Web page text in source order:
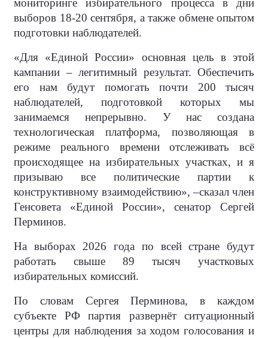
мониторинге избирательного процесса в дни
выборов 18-20 сентября, а также обмене опытом
подготовки наблюдателей.
«Для «Единой России» основная цель в этой
кампании – легитимный результат. Обеспечить
его нам будут помогать почти 200 тысяч
наблюдателей, подготовкой которых мы
занимаемся непрерывно. У нас создана
технологическая платформа, позволяющая в
режиме реального времени отслеживать всё
происходящее на избирательных участках, и я
призываю все политические партии к
конструктивному взаимодействию», –сказал член
Генсовета «Единой России», сенатор Сергей
Перминов.
На выборах 2026 года по всей стране будут
работать свыше 89 тысяч участковых
избирательных комиссий.
По словам Сергея Перминова, в каждом
субъекте РФ партия развернёт ситуационный
центры для наблюдения за ходом голосования и